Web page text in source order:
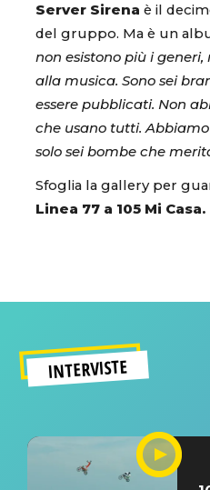
Server Sirena è il
del gruppo. Ma è un
non esistono più i
alla musica. Sono sei
essere pubblicati. Non
che usano tutti.
solo sei bombe che
Sfoglia la gallery per
Linea 77 a 105 Mi Casa.
INTERVISTE